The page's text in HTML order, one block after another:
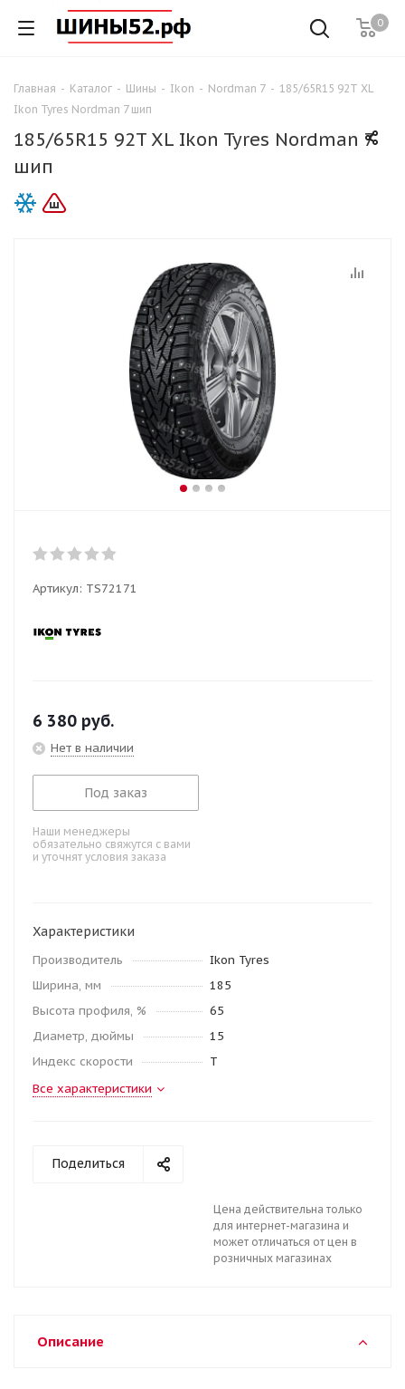
0
Главная - Каталог - Шины - Ikon - Nordman 7 - 185/65R15 92T XL
Ikon Tyres Nordman 7 шип
185/65R15 92T XL Ikon Tyres Nordman 7
шип
Артикул: TS72171
6 380 руб.
Нет в наличии
Под заказ
Наши менеджеры
обязательно свяжутся с вами
и уточнят условия заказа
Характеристики
Производитель
Ikon Tyres
Ширина, мм
185
Высота профиля, %
65
Диаметр, дюймы
15
Индекс скорости
T
Все характеристики
Поделиться
Цена действительна только
для интернет-магазина и
может отличаться от цен в
розничных магазинах
Описание